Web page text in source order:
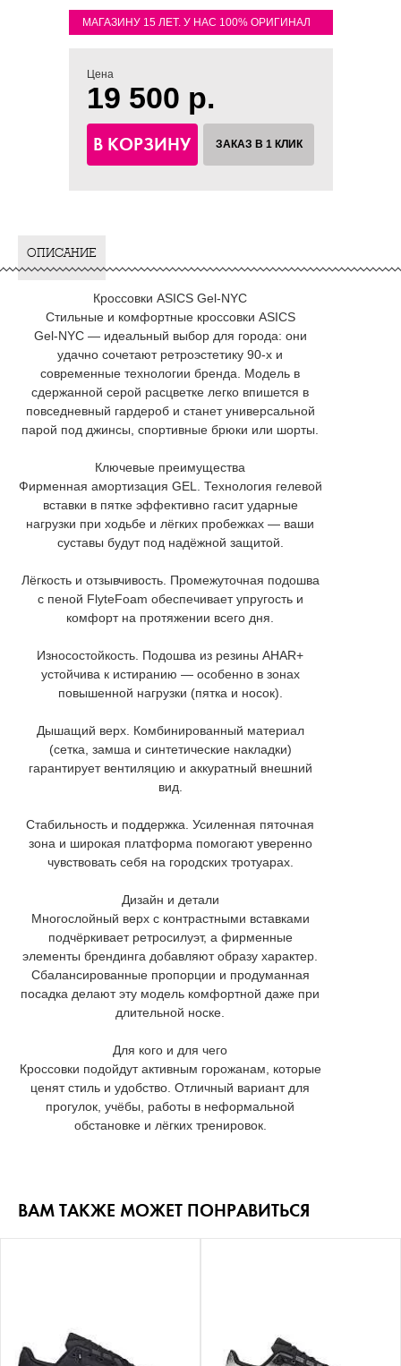
МАГАЗИНУ 15 ЛЕТ. У НАС 100% ОРИГИНАЛ
Цена
19 500 р.
В КОРЗИНУ ЗАКАЗ В 1 КЛИК
ОПИСАНИЕ
Кроссовки ASICS Gel‑NYC
Стильные и комфортные кроссовки ASICS
Gel‑NYC — идеальный выбор для города: они
удачно сочетают ретроэстетику 90‑х и
современные технологии бренда. Модель в
сдержанной серой расцветке легко впишется в
повседневный гардероб и станет универсальной
парой под джинсы, спортивные брюки или шорты.
Ключевые преимущества
Фирменная амортизация GEL. Технология гелевой
вставки в пятке эффективно гасит ударные
нагрузки при ходьбе и лёгких пробежках — ваши
суставы будут под надёжной защитой.
Лёгкость и отзывчивость. Промежуточная подошва
с пеной FlyteFoam обеспечивает упругость и
комфорт на протяжении всего дня.
Износостойкость. Подошва из резины AHAR+
устойчива к истиранию — особенно в зонах
повышенной нагрузки (пятка и носок).
Дышащий верх. Комбинированный материал
(сетка, замша и синтетические накладки)
гарантирует вентиляцию и аккуратный внешний
вид.
Стабильность и поддержка. Усиленная пяточная
зона и широкая платформа помогают уверенно
чувствовать себя на городских тротуарах.
Дизайн и детали
Многослойный верх с контрастными вставками
подчёркивает ретросилуэт, а фирменные
элементы брендинга добавляют образу характер.
Сбалансированные пропорции и продуманная
посадка делают эту модель комфортной даже при
длительной носке.
Для кого и для чего
Кроссовки подойдут активным горожанам, которые
ценят стиль и удобство. Отличный вариант для
прогулок, учёбы, работы в неформальной
обстановке и лёгких тренировок.
ВАМ ТАКЖЕ МОЖЕТ ПОНРАВИТЬСЯ